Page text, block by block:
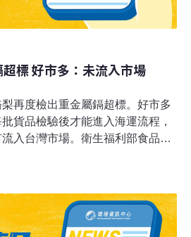
標 好市多：未流入市場
再度檢出重金屬鎘超標。好市多
貨品檢驗後才能進入海運流程，
入台灣市場。衛生福利部食品藥
超標，總重3164公斤全數退運或
改善計畫報告，但若提出報告後
除暫停進口。